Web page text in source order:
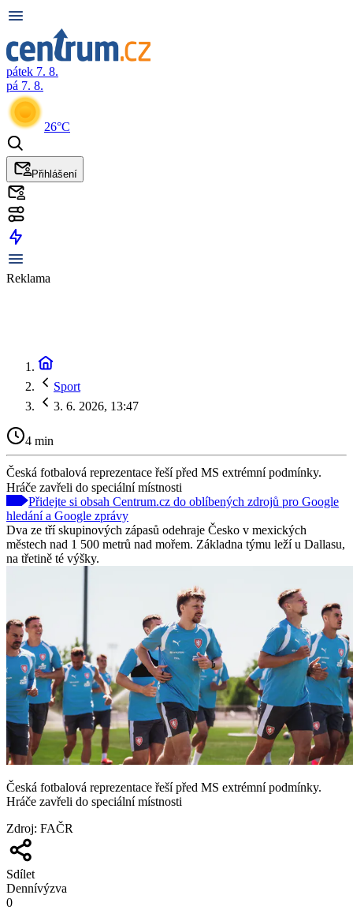
pátek 7. 8.
pá 7. 8.
26°C
Přihlášení
Reklama
Sport
3. 6. 2026, 13:47
4 min
Česká fotbalová reprezentace řeší před MS extrémní podmínky.
Hráče zavřeli do speciální místnosti
Přidejte si obsah Centrum.cz do oblíbených zdrojů pro Google
hledání a Google zprávy
Dva ze tří skupinových zápasů odehraje Česko v mexických
městech nad 1 500 metrů nad mořem. Základna týmu leží u Dallasu,
na třetině té výšky.
Česká fotbalová reprezentace řeší před MS extrémní podmínky.
Hráče zavřeli do speciální místnosti
Zdroj: FAČR
Sdílet
Dennívýzva
0